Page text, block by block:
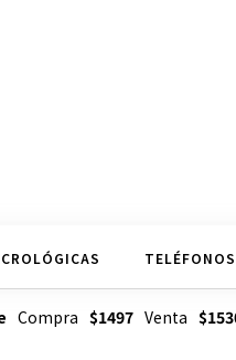
Compra $1497Venta